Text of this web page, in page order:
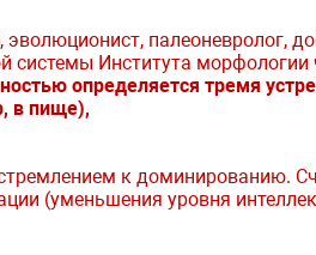
палеоневролог,
системы Института
определяется тремя
в пище),
к доминированию.
(уменьшения уровня